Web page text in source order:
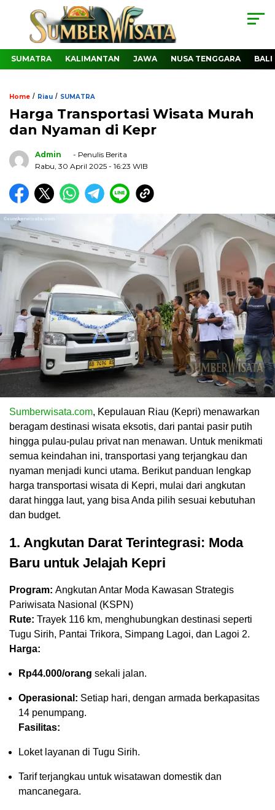
SUMATRA KALIMANTAN JAWA NUSA TENGGARA BALI
Home / Riau / SUMATRA
Harga Transportasi Wisata Murah
dan Nyaman di Kepr
Admin
- Penulis Berita
Rabu, 30 April 2025 - 16:23 WIB
Sumberwisata.com, Kepulauan Riau (Kepri) menawarkan
beragam destinasi wisata eksotis, dari pantai pasir putih
hingga pulau-pulau privat nan menawan. Untuk menikmati
semua keindahan ini, transportasi yang terjangkau dan
nyaman menjadi kunci utama. Berikut panduan lengkap
harga transportasi wisata di Kepri, mulai dari angkutan
darat hingga laut, yang bisa Anda pilih sesuai kebutuhan
dan budget.
1. Angkutan Darat Terintegrasi: Moda
Baru untuk Jelajah Kepri
Program: Angkutan Antar Moda Kawasan Strategis
Pariwisata Nasional (KSPN)
Rute: Trayek 116 km, menghubungkan destinasi seperti
Tugu Sirih, Pantai Trikora, Simpang Lagoi, dan Lagoi 2.
Harga:
Rp44.000/orang sekali jalan.
Operasional: Setiap hari, dengan armada berkapasitas
14 penumpang.
Fasilitas:
Loket layanan di Tugu Sirih.
Tarif terjangkau untuk wisatawan domestik dan
mancanegara.